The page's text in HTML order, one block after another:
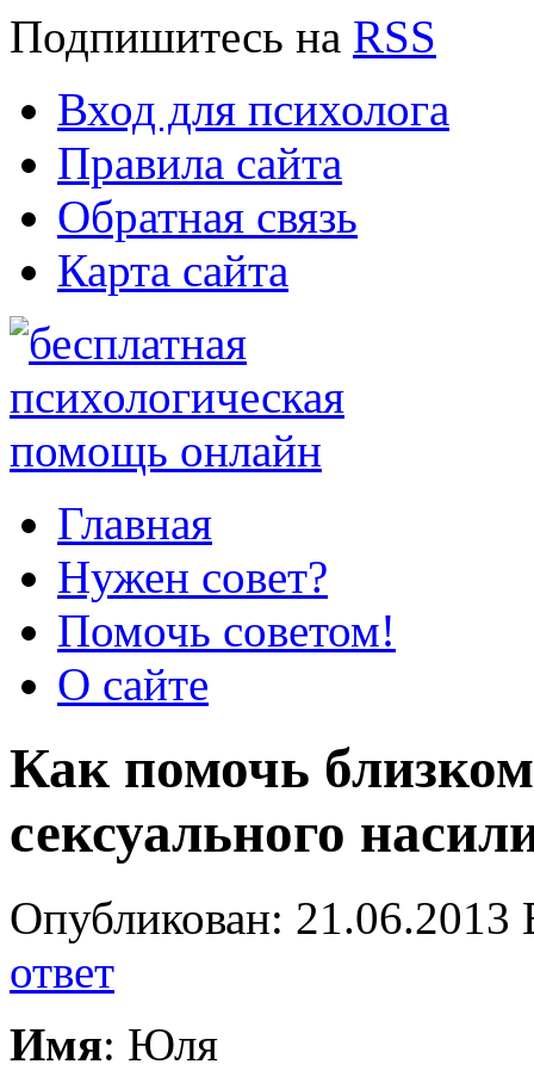
Подпишитесь на RSS
Вход для психолога
Правила сайта
Обратная связь
Карта сайта
Главная
Нужен совет?
Помочь советом!
О сайте
Как помочь
сексуального
Опубликован:
ответ
Имя: Юля